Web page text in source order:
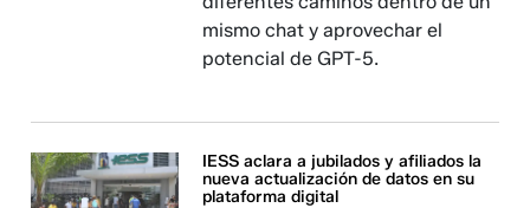
mismo chat y aprovechar el
potencial de GPT-5.
IESS aclara a jubilados y afiliados la
nueva actualización de datos en su
plataforma digital